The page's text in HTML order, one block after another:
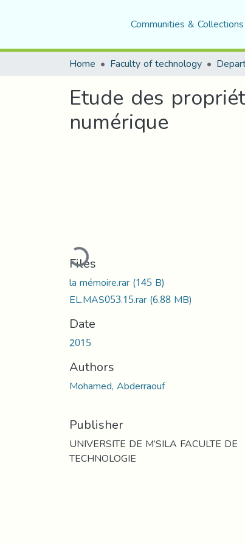
Communities & Collections
Home Faculty of technology
Etude des
numérique
Loading...
Files
la mémoire.rar(145 B)
EL.MAS053.15.rar(6.88 MB)
Date
2015
Authors
Mohamed, Abderraouf
Publisher
UNIVERSITE DE M’SILA FACULTE DE
TECHNOLOGIE